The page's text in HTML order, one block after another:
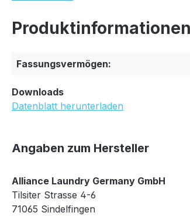
Fassungsvermögen:
Downloads
Datenblatt herunterladen
Angaben zum Hersteller
Alliance Laundry Germany GmbH
Tilsiter Strasse 4-6
71065 Sindelfingen